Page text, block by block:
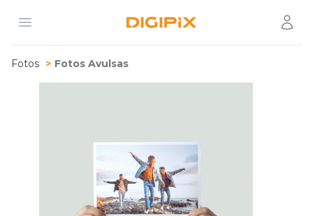
Open menu Digipix
Fotos Fotos Avulsas